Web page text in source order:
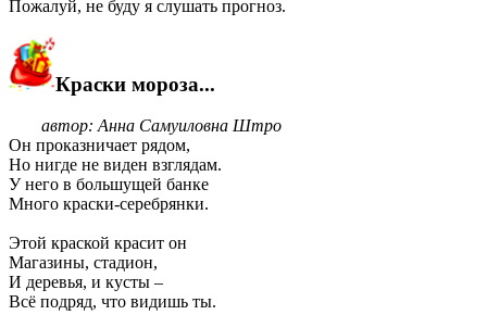
Пожалуй, не буду я слушать прогноз.
Краски мороза...
автор: Анна Самуиловна Штро
Он проказничает рядом,
Но нигде не виден взглядам.
У него в большущей банке
Много краски-серебрянки.
Этой краской красит он
Магазины, стадион,
И деревья, и кусты –
Всё подряд, что видишь ты.